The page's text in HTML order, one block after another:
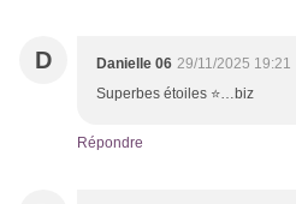
D Danielle 06 29/11/2025 19:21
Superbes étoiles ⭐️…biz
Répondre